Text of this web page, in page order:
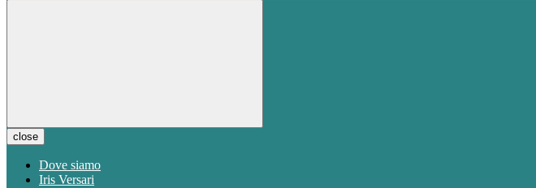
close
Dove siamo
Iris Versari